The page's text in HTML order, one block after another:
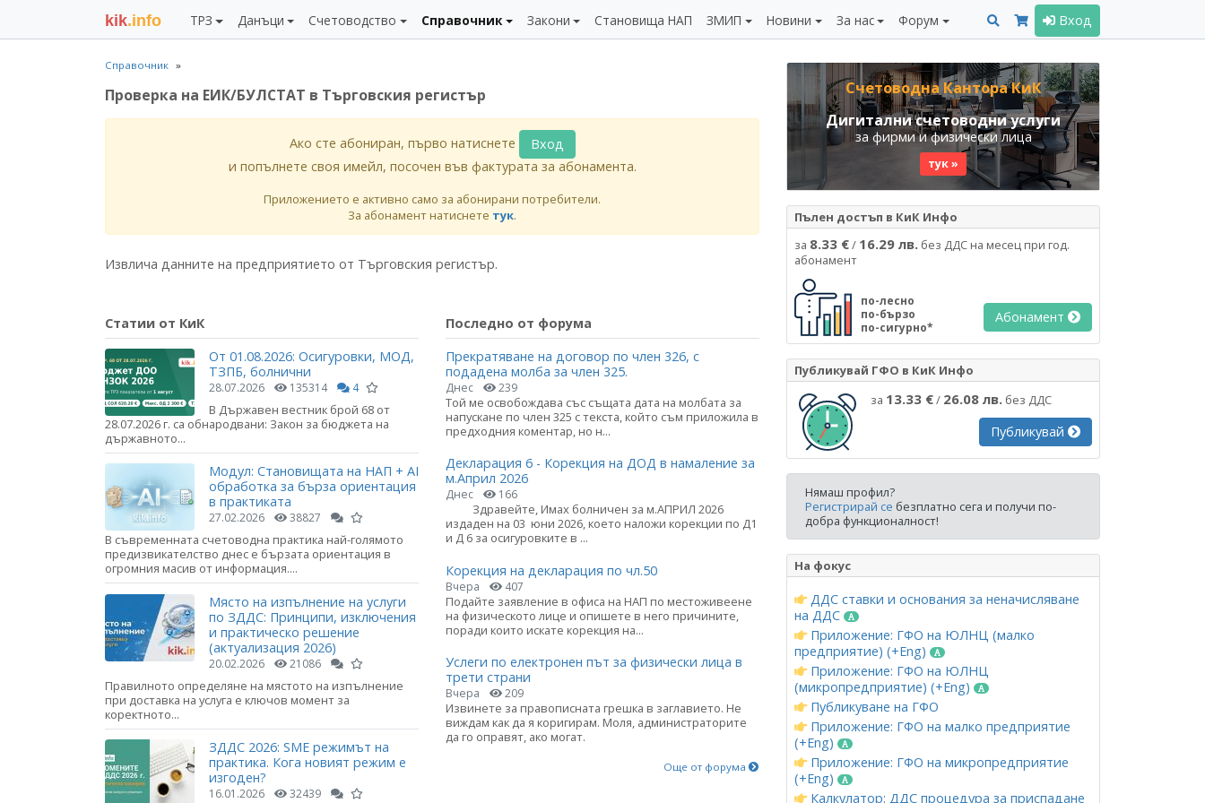
kik.info ТРЗ Данъци Счетоводство Справочник Закони Становища НАП ЗМИП Новини За нас Форум Вход
Справочник
Проверка на ЕИК/БУЛСТАТ в Търговския регистър
Ако сте абониран, първо натиснете
Вход
и попълнете своя имейл, посочен във фактурата за абонамента.
Приложението е активно само за абонирани потребители.
За абонамент натиснете тук.
Извлича данните на предприятието от Търговския регистър.
Статии от КиК
От 01.08.2026: Осигуровки, МОД,
ТЗПБ, болнични
28.07.2026 135314 4
В Държавен вестник брой 68 от
28.07.2026 г. са обнародвани: Закон за бюджета на
държавното...
Модул: Становищата на НАП + AI
обработка за бърза ориентация
в практиката
27.02.2026 38827
В съвременната счетоводна практика най-голямото
предизвикателство днес е бързата ориентация в
огромния масив от информация....
Място на изпълнение на услуги
по ЗДДС: Принципи, изключения
и практическо решение
(актуализация 2026)
20.02.2026 21086
Правилното определяне на мястото на изпълнение
при доставка на услуга е ключов момент за
коректното...
ЗДДС 2026: SME режимът на
практика. Кога новият режим е
изгоден?
16.01.2026 32439
Последно от форума
Прекратяване на договор по член 326, с
подадена молба за член 325.
Днес 239
Той ме освобождава със същата дата на молбата за
напускане по член 325 с текста, който съм приложила в
предходния коментар, но н...
Декларация 6 - Корекция на ДОД в намаление за
м.Април 2026
Днес 166
Здравейте, Имах болничен за м.АПРИЛ 2026
издаден на 03 юни 2026, което наложи корекции по Д1
и Д 6 за осигуровките в ...
Корекция на декларация по чл.50
Вчера 407
Подайте заявление в офиса на НАП по местоживеене
на физическото лице и опишете в него причините,
поради които искате корекция на...
Услеги по електронен път за физически лица в
трети страни
Вчера 209
Извинете за правописната грешка в заглавието. Не
виждам как да я коригирам. Моля, администраторите
да го оправят, ако могат.
Още от форума
Счетоводна Кантора КиК
Дигитални счетоводни услуги
за фирми и физически лица
тук »
Пълен достъп в КиК Инфо
за 8.33 €/ 16.29 лв. без ДДС на месец при год.
абонамент
по-лесно
по-бързо
по-сигурно*
Абонамент
Публикувай ГФО в КиК Инфо
за 13.33 €/ 26.08 лв. без ДДС
Публикувай
Нямаш профил?
Регистрирай се безплатно сега и получи по-
добра функционалност!
На фокус
ДДС ставки и основания за неначисляване
на ДДС
Приложение: ГФО на ЮЛНЦ (малко
предприятие) (+Eng)
Приложение: ГФО на ЮЛНЦ
(микропредприятие) (+Eng)
Публикуване на ГФО
Приложение: ГФО на малко предприятие
(+Eng)
Приложение: ГФО на микропредприятие
(+Eng)
Калкулатор: ДДС процедура за приспадане